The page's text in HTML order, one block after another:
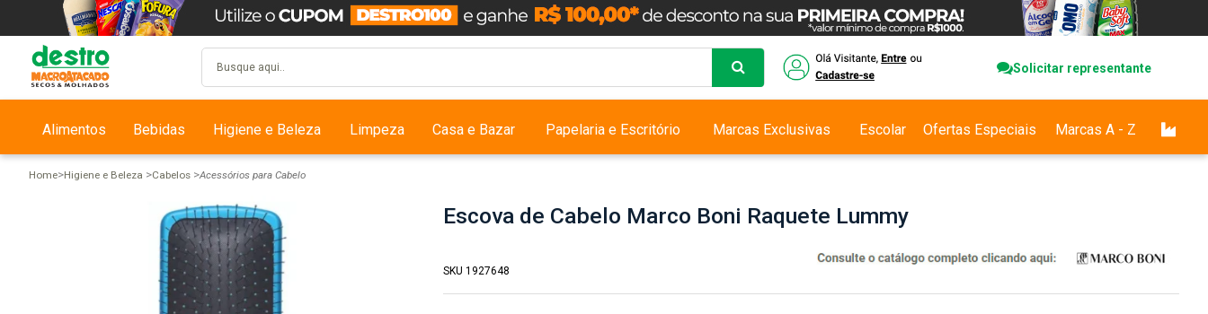
Solicitar representante
Alimentos Bebidas Higiene e Beleza Limpeza Casa e Bazar Papelaria e Escritório Marcas Exclusivas Escolar Ofertas Especiais Marcas A - Z
Home Higiene e Beleza Cabelos Acessórios para Cabelo
Escova de Cabelo Marco Boni Raquete Lummy
SKU 1927648